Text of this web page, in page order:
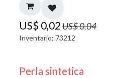
US$ 0,02US$0,04
Inventario: 73212
Perla sintetica